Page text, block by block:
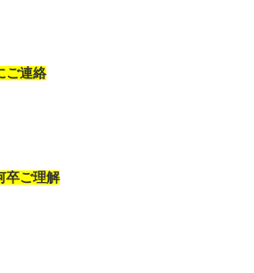
ご連絡
卒ご理解